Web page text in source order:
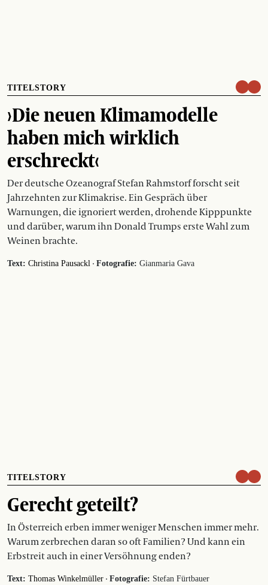
TITELSTORY
›Die neuen Klimamodelle
haben mich wirklich
erschreckt‹
Der deutsche Ozeanograf Stefan Rahmstorf forscht seit
Jahrzehnten zur Klimakrise. Ein Gespräch über
Warnungen, die ignoriert werden, drohende Kipppunkte
und darüber, warum ihn Donald Trumps erste Wahl zum
Weinen brachte.
Text: Christina Pausackl · Fotografie: Gianmaria Gava
TITELSTORY
Gerecht geteilt?
In Österreich erben immer weniger Menschen immer mehr.
Warum zerbrechen daran so oft Familien? Und kann ein
Erbstreit auch in einer Versöhnung enden?
Text: Thomas Winkelmüller · Fotografie: Stefan Fürtbauer